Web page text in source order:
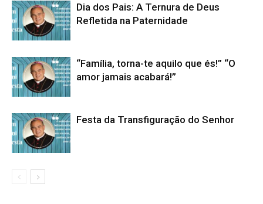
Dia dos Pais: A Ternura de Deus
Refletida na Paternidade
“Família, torna-te aquilo que és!” “O
amor jamais acabará!”
Festa da Transfiguração do Senhor